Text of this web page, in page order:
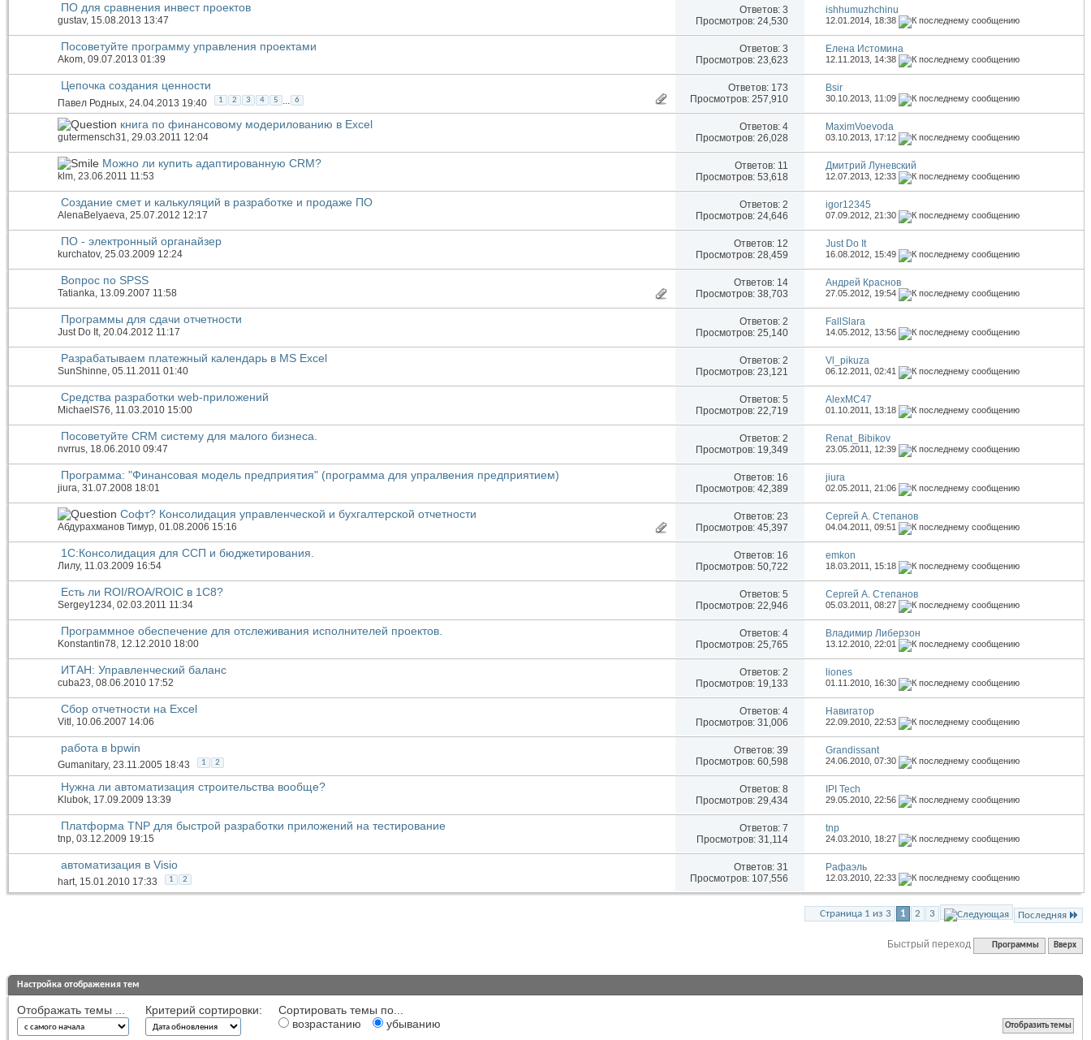
ПО для сравнения инвест проектов
gustav, 15.08.2013 13:47
Ответов: 3
Просмотров: 24,530
ishhumuzhchinu
12.01.2014, 18:38
Посоветуйте программу управления проектами
Akom, 09.07.2013 01:39
Ответов: 3
Просмотров: 23,623
Елена Истомина
12.11.2013, 14:38
Цепочка создания ценности
Павел Родных, 24.04.2013 19:40 1 2 3 4 5 ... 6
Ответов: 173
Просмотров: 257,910
Bsir
30.10.2013, 11:09
книга по финансовому модерилованию в Excel
gutermensch31, 29.03.2011 12:04
Ответов: 4
Просмотров: 26,028
MaximVoevoda
03.10.2013, 17:12
Можно ли купить адаптированную CRM?
klm, 23.06.2011 11:53
Ответов: 11
Просмотров: 53,618
Дмитрий Луневский
12.07.2013, 12:33
Создание смет и калькуляций в разработке и продаже ПО
AlenaBelyaeva, 25.07.2012 12:17
Ответов: 2
Просмотров: 24,646
igor12345
07.09.2012,21:30
ПО - электронный органайзер
kurchatov, 25.03.2009 12:24
Ответов: 12
Просмотров: 28,459
Just Do It
16.08.2012, 15:49
Вопрос по SPSS
Tatianka, 13.09.2007 11:58
Ответов: 14
Просмотров: 38,703
Андрей Краснов
27.05.2012, 19:54
Программы для сдачи отчетности
Just Do It, 20.04.2012 11:17
Ответов: 2
Просмотров: 25,140
FallSlara
14.05.2012, 13:56
Разрабатываем платежный календарь в MS Excel
SunShinne, 05.11.2011 01:40
Ответов: 2
Просмотров: 23,121
Vl_pikuza
06.12.2011,02:41
Средства разработки web-приложений
MichaelS76, 11.03.2010 15:00
Ответов: 5
Просмотров: 22,719
AlexMC47
01.10.2011, 13:18
Посоветуйте CRM систему для малого бизнеса.
nvrrus, 18.06.2010 09:47
Ответов: 2
Просмотров: 19,349
Renat_Bibikov
23.05.2011, 12:39
Программа: "Финансовая модель предприятия" (программа для упралвения предприятием)
jiura, 31.07.2008 18:01
Ответов: 16
Просмотров: 42,389
jiura
02.05.2011,21:06
Софт? Консолидация управленческой и бухгалтерской отчетности
Абдурахманов Тимур, 01.08.2006 15:16
Ответов: 23
Просмотров: 45,397
Сергей А. Степанов
04.04.2011,09:51
1С:Консолидация для ССП и бюджетирования.
Лилу, 11.03.2009 16:54
Ответов: 16
Просмотров: 50,722
emkon
18.03.2011, 15:18
Есть ли ROI/ROA/ROIC в 1С8?
Sergey1234, 02.03.2011 11:34
Ответов: 5
Просмотров: 22,946
Сергей А. Степанов
05.03.2011,08:27
Программное обеспечение для отслеживания исполнителей проектов.
Konstantin78, 12.12.2010 18:00
Ответов: 4
Просмотров: 25,765
Владимир Либерзон
13.12.2010,22:01
ИТАН: Управленческий баланс
cuba23, 08.06.2010 17:52
Ответов: 2
Просмотров: 19,133
liones
01.11.2010, 16:30
Сбор отчетности на Excel
Vitl , 10.06.2007 14:06
Ответов: 4
Просмотров: 31,006
Навигатор
22.09.2010,22:53
работа в bpwin
Gumanitary, 23.11.2005 18:43 1 2
Ответов: 39
Просмотров: 60,598
Grandissant
24.06.2010,07:30
Нужна ли автоматизация строительства вообще?
Klubok, 17.09.2009 13:39
Ответов: 8
Просмотров: 29,434
IPI Tech
29.05.2010,22:56
Платформа TNP для быстрой разработки приложений на тестирование
tnp, 03.12.2009 19:15
Ответов: 7
Просмотров: 31,114
tnp
24.03.2010, 18:27
автоматизация в Visio
hart, 15.01.2010 17:33 1 2
Ответов: 31
Просмотров: 107,556
Рафаэль
12.03.2010,22:33
Страница 1 из 3 1 2 3 Последняя
Быстрый переход Программы Вверх
Настройка отображения тем
Отображать темы ... Критерий сортировки:
Сортировать темы по...
возрастанию
убыванию